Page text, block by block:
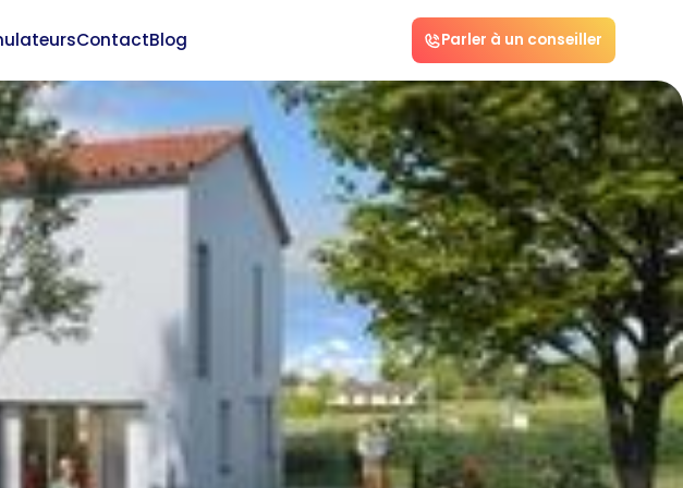
ContactBlog Parler à un conseiller